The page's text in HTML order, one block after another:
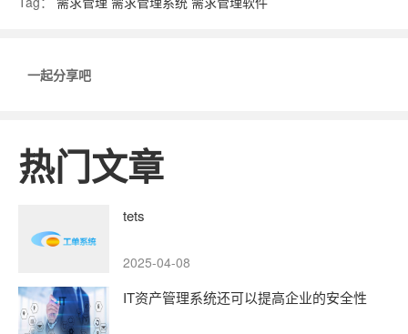
一起分享吧
热门文章
tets
2025-04-08
IT资产管理系统还可以提高企业的安全性